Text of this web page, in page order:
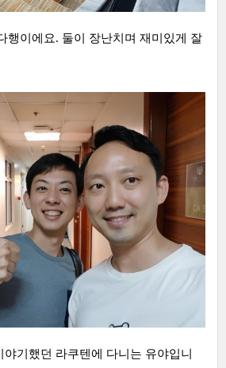
행이에요. 둘이 장난치며 재미있게 잘
기했던 라쿠텐에 다니는 유야입니